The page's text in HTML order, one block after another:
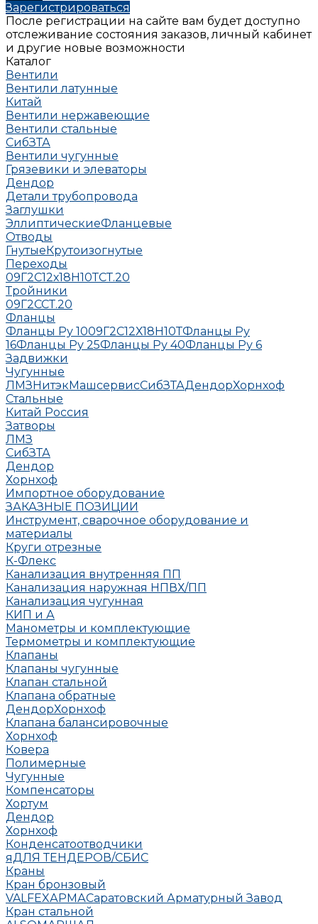
Зарегистрироваться
После регистрации на сайте вам будет доступно
отслеживание состояния заказов, личный кабинет
и другие новые возможности
Каталог
Вентили
Вентили латунные
Китай
Вентили нержавеющие
Вентили стальные
СибЗТА
Вентили чугунные
Грязевики и элеваторы
Дендор
Детали трубопровода
Заглушки
ЭллиптическиеФланцевые
Отводы
ГнутыеКрутоизогнутые
Переходы
09Г2С12х18Н10ТСТ.20
Тройники
09Г2ССТ.20
Фланцы
Фланцы Ру 1009Г2С12Х18Н10ТФланцы Ру
16Фланцы Ру 25Фланцы Ру 40Фланцы Ру 6
Задвижки
Чугунные
ЛМЗНитэкМашсервисСибЗТАДендорХорнхоф
Стальные
Китай Россия
Затворы
ЛМЗ
СибЗТА
Дендор
Хорнхоф
Импортное оборудование
ЗАКАЗНЫЕ ПОЗИЦИИ
Инструмент, сварочное оборудование и
материалы
Круги отрезные
К-Флекс
Канализация внутренняя ПП
Канализация наружная НПВХ/ПП
Канализация чугунная
КИП и А
Манометры и комплектующие
Термометры и комплектующие
Клапаны
Клапаны чугунные
Клапан стальной
Клапана обратные
ДендорХорнхоф
Клапана балансировочные
Хорнхоф
Ковера
Полимерные
Чугунные
Компенсаторы
Хортум
Дендор
Хорнхоф
Конденсатоотводчики
яДЛЯ ТЕНДЕРОВ/СБИС
Краны
Кран бронзовый
VALFEXАРМАСаратовский Арматурный Завод
Кран стальной